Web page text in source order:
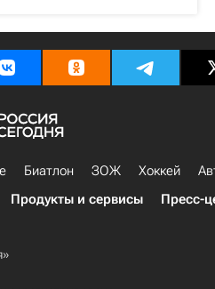
Биатлон ЗОЖ Хоккей
Продукты и сервисы Пресс-